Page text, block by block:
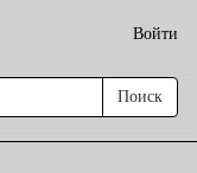
Войти
Поиск